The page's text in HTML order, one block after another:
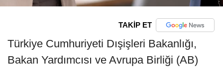
TAKİP ET
Türkiye Cumhuriyeti Dışişleri Bakanlığı,
Bakan Yardımcısı ve Avrupa Birliği (AB)